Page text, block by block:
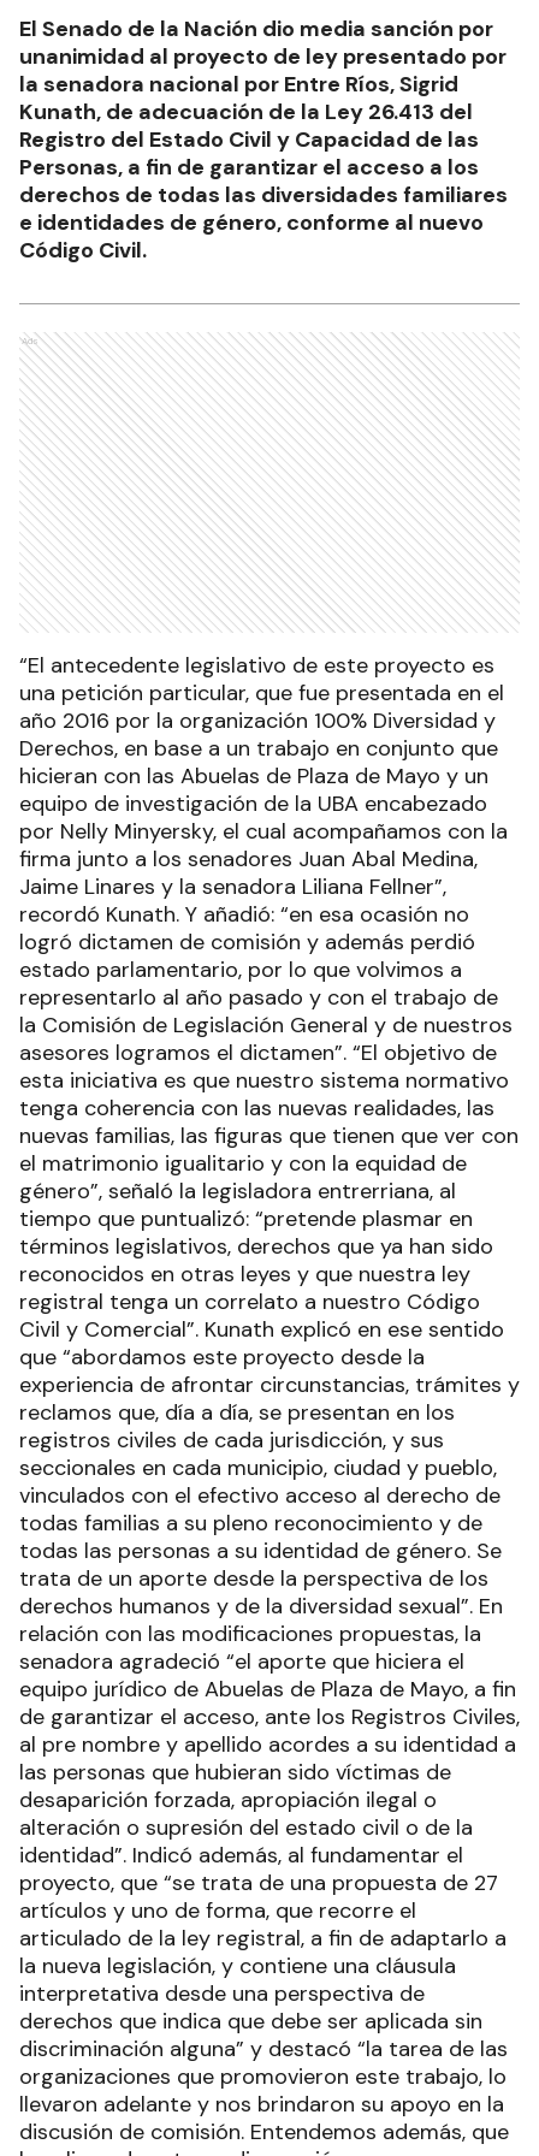
El Senado de la Nación dio media sanción por
unanimidad al proyecto de ley presentado por
la senadora nacional por Entre Ríos, Sigrid
Kunath, de adecuación de la Ley 26.413 del
Registro del Estado Civil y Capacidad de las
Personas, a fin de garantizar el acceso a los
derechos de todas las diversidades familiares
e identidades de género, conforme al nuevo
Código Civil.
Ads
“El antecedente legislativo de este proyecto es
una petición particular, que fue presentada en el
año 2016 por la organización 100% Diversidad y
Derechos, en base a un trabajo en conjunto que
hicieran con las Abuelas de Plaza de Mayo y un
equipo de investigación de la UBA encabezado
por Nelly Minyersky, el cual acompañamos con la
firma junto a los senadores Juan Abal Medina,
Jaime Linares y la senadora Liliana Fellner”,
recordó Kunath. Y añadió: “en esa ocasión no
logró dictamen de comisión y además perdió
estado parlamentario, por lo que volvimos a
representarlo al año pasado y con el trabajo de
la Comisión de Legislación General y de nuestros
asesores logramos el dictamen”. “El objetivo de
esta iniciativa es que nuestro sistema normativo
tenga coherencia con las nuevas realidades, las
nuevas familias, las figuras que tienen que ver con
el matrimonio igualitario y con la equidad de
género”, señaló la legisladora entrerriana, al
tiempo que puntualizó: “pretende plasmar en
términos legislativos, derechos que ya han sido
reconocidos en otras leyes y que nuestra ley
registral tenga un correlato a nuestro Código
Civil y Comercial”. Kunath explicó en ese sentido
que “abordamos este proyecto desde la
experiencia de afrontar circunstancias, trámites y
reclamos que, día a día, se presentan en los
registros civiles de cada jurisdicción, y sus
seccionales en cada municipio, ciudad y pueblo,
vinculados con el efectivo acceso al derecho de
todas familias a su pleno reconocimiento y de
todas las personas a su identidad de género. Se
trata de un aporte desde la perspectiva de los
derechos humanos y de la diversidad sexual”. En
relación con las modificaciones propuestas, la
senadora agradeció “el aporte que hiciera el
equipo jurídico de Abuelas de Plaza de Mayo, a fin
de garantizar el acceso, ante los Registros Civiles,
al pre nombre y apellido acordes a su identidad a
las personas que hubieran sido víctimas de
desaparición forzada, apropiación ilegal o
alteración o supresión del estado civil o de la
identidad”. Indicó además, al fundamentar el
proyecto, que “se trata de una propuesta de 27
artículos y uno de forma, que recorre el
articulado de la ley registral, a fin de adaptarlo a
la nueva legislación, y contiene una cláusula
interpretativa desde una perspectiva de
derechos que indica que debe ser aplicada sin
discriminación alguna” y destacó “la tarea de las
organizaciones que promovieron este trabajo, lo
llevaron adelante y nos brindaron su apoyo en la
discusión de comisión. Entendemos además, que